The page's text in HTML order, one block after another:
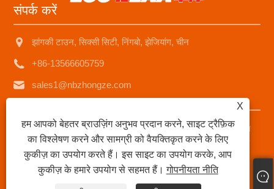
संपर्क करें
झांगकी टाउन, सिक्सी सिटी, निंगबो, झेजियांग, चीन
+86-13566605759
sales1@nbzhongze.com
कॉपीराइट © 2023 Ningbo Zhongze इलेक्ट्रॉनिक्स कं, लिमिटेड - चीन
केरोसिन हीटर, केरोसिन स्टोव, मेटल चिमनी केरोसिन हीटर आपूर्तिकर्ता - सभी
अधिकार सुरक्षित।
Links|Sitemap|RSS|XML |गोपनीयता नीति|
X
हम आपको बेहतर ब्राउज़िंग अनुभव प्रदान करने, साइट ट्रैफ़िक
का विश्लेषण करने और सामग्री को वैयक्तिकृत करने के लिए
कुकीज़ का उपयोग करते हैं। इस साइट का उपयोग करके, आप
कुकीज़ के हमारे उपयोग से सहमत हैं।गोपनीयता नीति